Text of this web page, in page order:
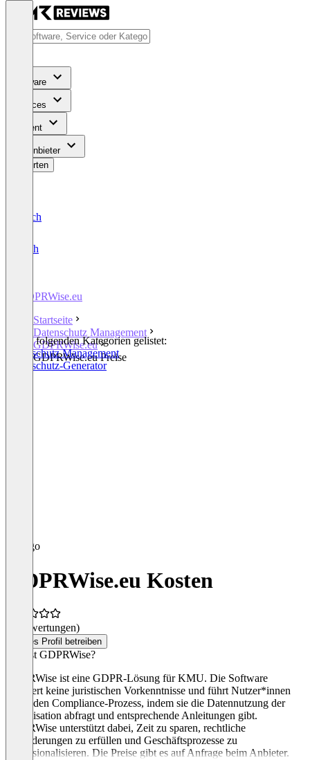
Software
Services
Content
Für Anbieter
Bewerten
Deutsch
English
GDPRWise.eu
Startseite
Datenschutz Management
GDPRWise.eu
GDPRWise.eu Preise
In den folgenden Kategorien gelistet:
Datenschutz Management
Datenschutz-Generator
GDPRWise.eu Kosten
(0 Bewertungen)
Dieses Profil betreiben
Was ist GDPRWise?
GDPRWise ist eine GDPR-Lösung für KMU. Die Software
erfordert keine juristischen Vorkenntnisse und führt Nutzer*innen
durch den Compliance-Prozess, indem sie die Datennutzung der
Organisation abfragt und entsprechende Anleitungen gibt.
GDPRWise unterstützt dabei, Zeit zu sparen, rechtliche
Anforderungen zu erfüllen und Geschäftsprozesse zu
professionalisieren. Die Preise gibt es auf Anfrage beim Anbieter.